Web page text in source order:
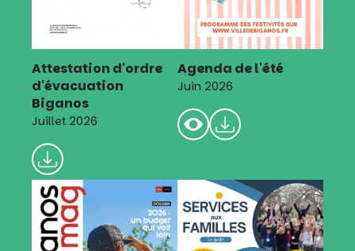
Attestation d'ordre
d'évacuation
Biganos
Juillet 2026
Agenda de l'été
Juin 2026